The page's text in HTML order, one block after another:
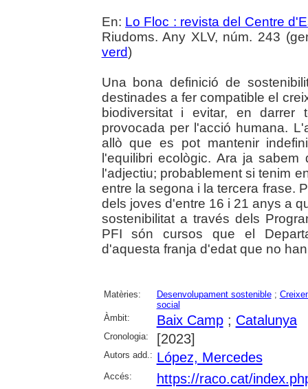
En: Lo Floc : revista del Centre
Riudoms. Any XLV, núm. 243
verd)
Una bona definició de
destinades a fer compatible el
biodiversitat i evitar, en darrer
provocada per l'acció humana.
allò que es pot mantenir
l'equilibri ecològic. Ara ja
l'adjectiu; probablement si tenim
entre la segona i la tercera frase.
dels joves d'entre 16 i 21 anys a
sostenibilitat a través dels
PFI són cursos que el
d'aquesta franja d'edat que no
Matèries: Desenvolupament sostenible;
social
Àmbit:
Baix Camp; Catalunya
Cronologia: [2023]
Autors add.: López, Mercedes
Accés: https://raco.cat/